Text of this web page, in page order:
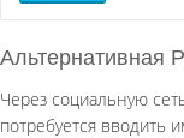
Альтернативная
Через социальную
потребуется вводить